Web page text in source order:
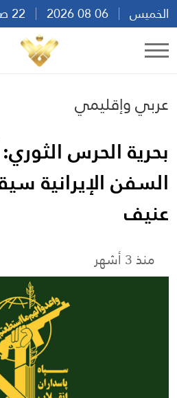
الخميس
20:36
عربي وإقليمي
بحرية الحرس
السفن الإيرانية
عنيف
منذ 3 أشهر